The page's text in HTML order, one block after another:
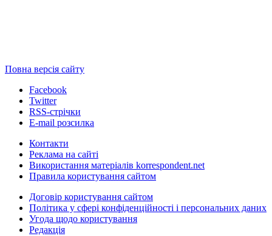
Повна версія сайту
Facebook
Twitter
RSS-стрічки
E-mail розсилка
Контакти
Реклама на сайті
Використання матеріалів korrespondent.net
Правила користування сайтом
Договір користування сайтом
Політика у сфері конфіденційності і персональних даних
Угода щодо користування
Редакція